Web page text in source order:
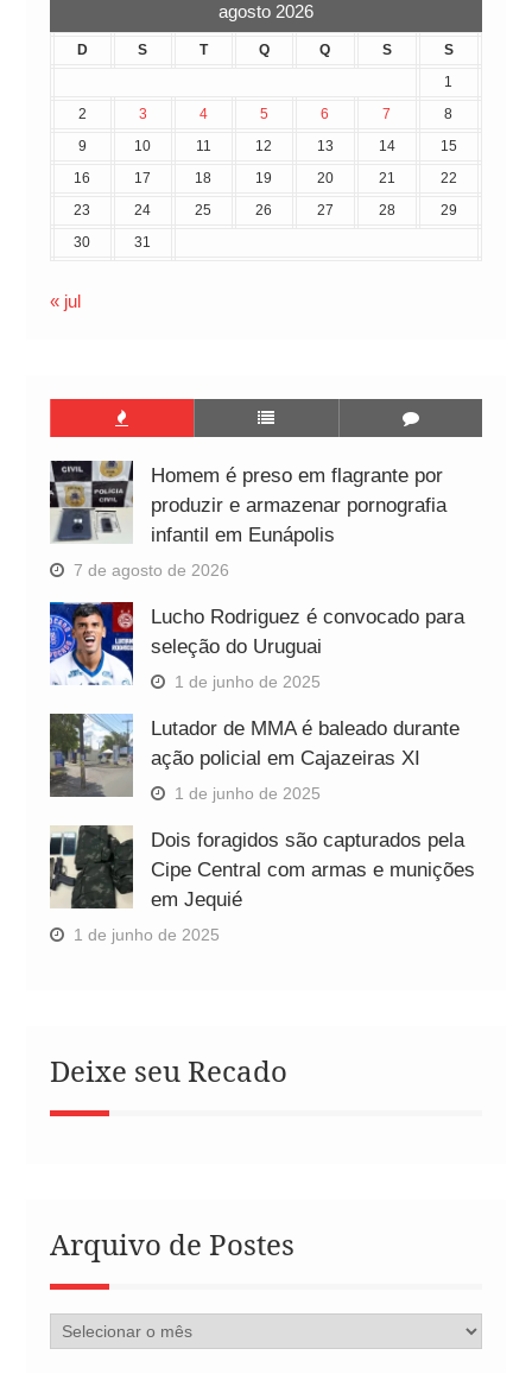
agosto 2026
D S T Q Q S
S
1
2
3 4 5 6 7
8
9
10 11 12 13 14
15
16
17 18 19 20 21
22
23
24 25 26 27 28
29
30
31
« jul
Homem é preso em flagrante por
produzir e armazenar pornografia
infantil em Eunápolis
7 de agosto de 2026
Lucho Rodriguez é convocado para
seleção do Uruguai
1 de junho de 2025
Lutador de MMA é baleado durante
ação policial em Cajazeiras XI
1 de junho de 2025
Dois foragidos são capturados pela
Cipe Central com armas e munições
em Jequié
1 de junho de 2025
Deixe seu Recado
Arquivo de Postes
Arquivo
de